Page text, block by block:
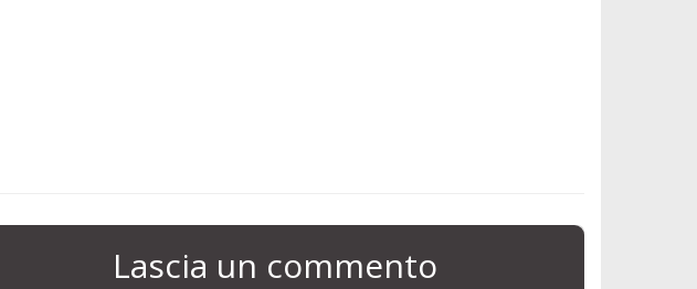
Lascia un commento